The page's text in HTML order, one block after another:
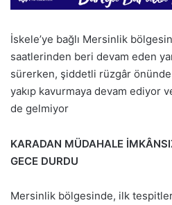
İskele’ye bağlı Mersinlik
saatlerinden beri devam eden
sürerken, şiddetli rüzgâr
yakıp kavurmaya devam ediyor
de gelmiyor
KARADAN MÜDAHALE
GECE DURDU
Mersinlik bölgesinde, ilk